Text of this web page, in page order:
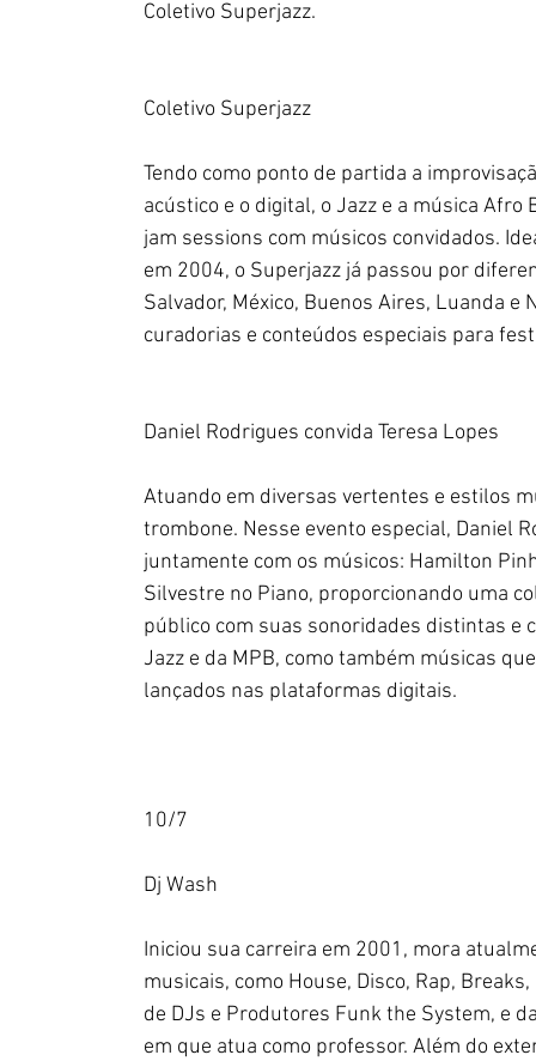
Coletivo Superjazz.
Coletivo Superjazz
Tendo como ponto de partida a
acústico e o digital, o Jazz e a música
jam sessions com músicos convidados.
em 2004, o Superjazz já passou por
Salvador, México, Buenos Aires, Luanda
curadorias e conteúdos especiais para
Daniel Rodrigues convida Teresa Lopes
Atuando em diversas vertentes e estilos
trombone. Nesse evento especial, Daniel
juntamente com os músicos: Hamilton
Silvestre no Piano, proporcionando uma
público com suas sonoridades distintas e
Jazz e da MPB, como também músicas
lançados nas plataformas digitais.
10/7
Dj Wash
Iniciou sua carreira em 2001, mora
musicais, como House, Disco, Rap,
de DJs e Produtores Funk the System, e
em que atua como professor. Além do